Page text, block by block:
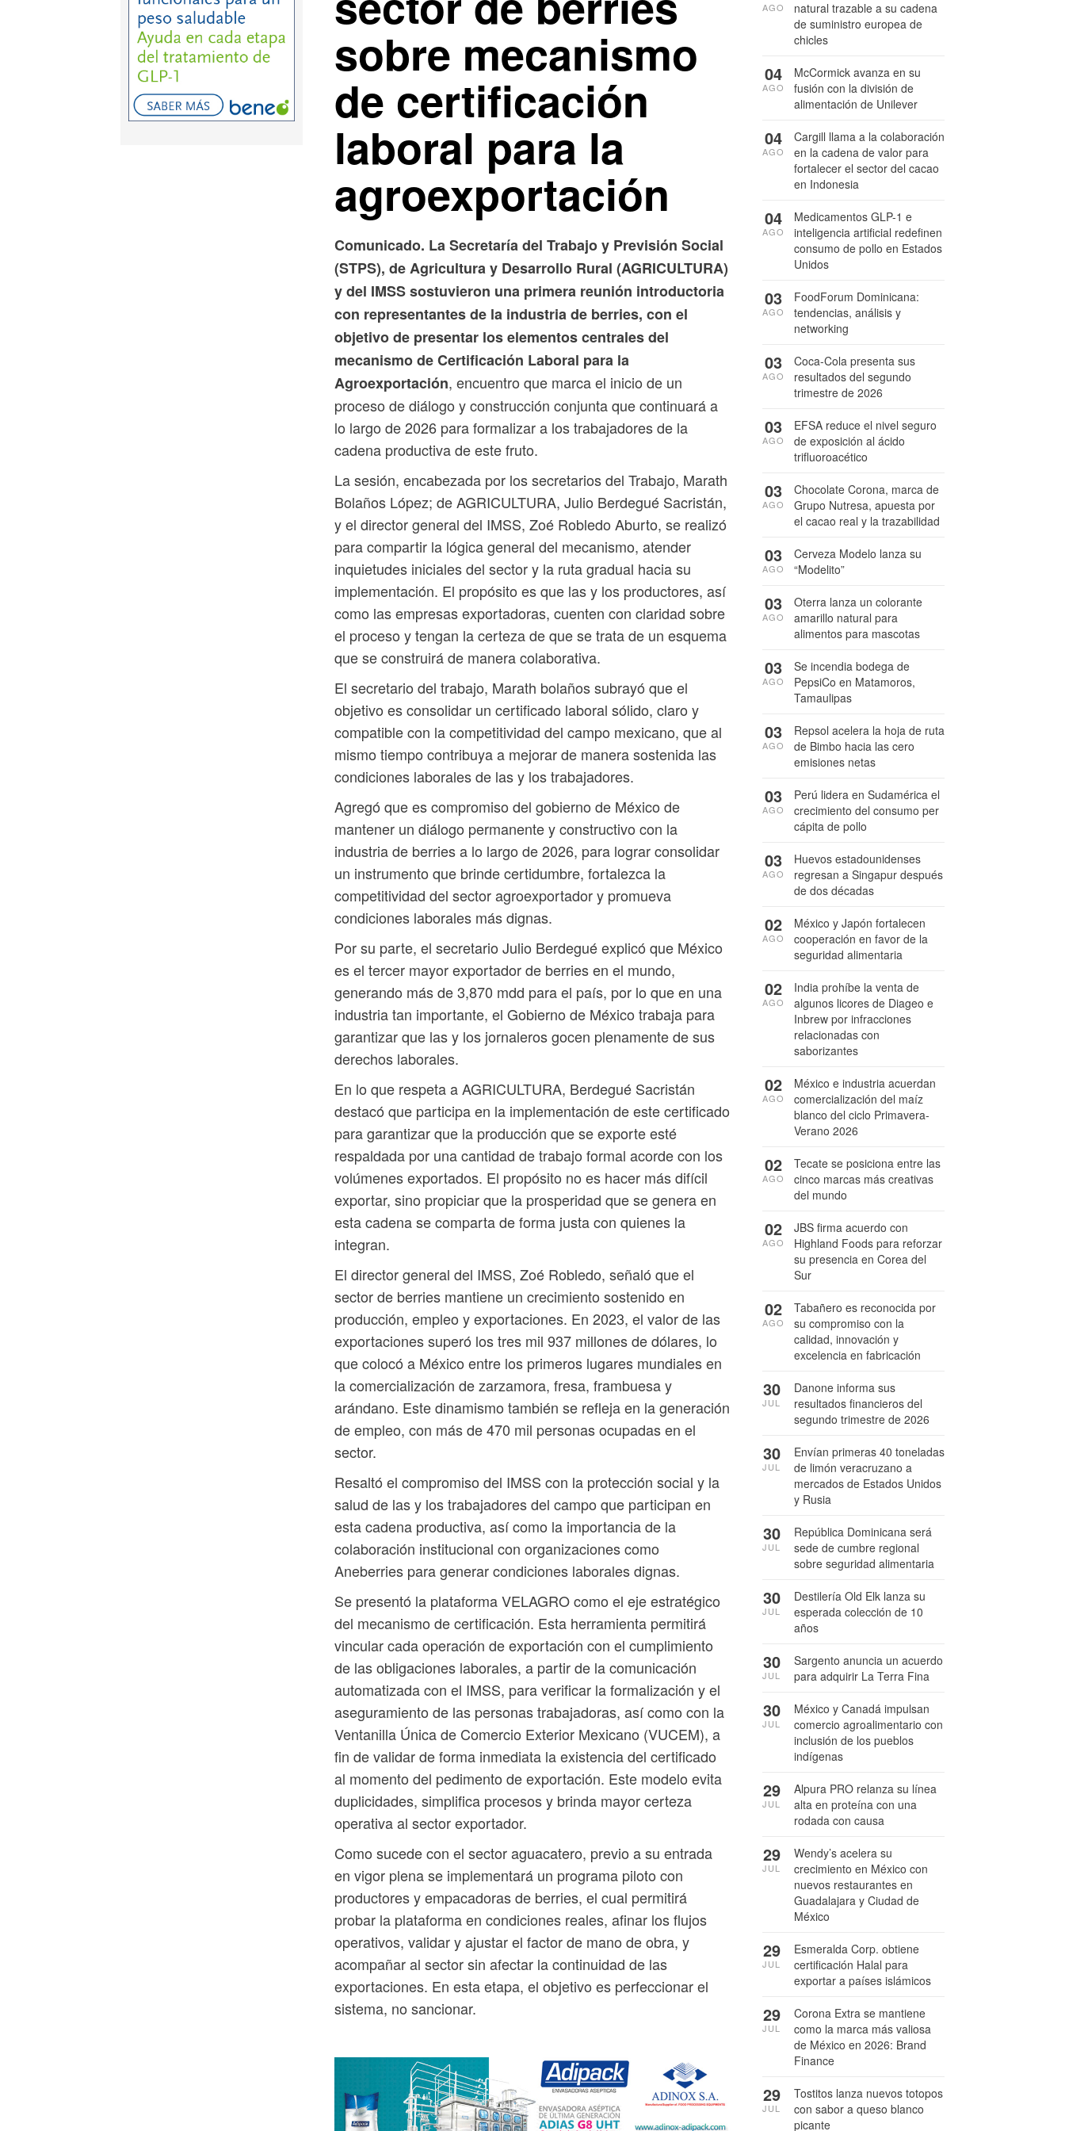
sobre mecanismo
de certificación
laboral para la
agroexportación
Comunicado. La Secretaría del Trabajo y Previsión Social
(STPS), de Agricultura y Desarrollo Rural (AGRICULTURA)
y del IMSS sostuvieron una primera reunión introductoria
con representantes de la industria de berries, con el
objetivo de presentar los elementos centrales del
mecanismo de Certificación Laboral para la
Agroexportación, encuentro que marca el inicio de un
proceso de diálogo y construcción conjunta que continuará a
lo largo de 2026 para formalizar a los trabajadores de la
cadena productiva de este fruto.
La sesión, encabezada por los secretarios del Trabajo, Marath
Bolaños López; de AGRICULTURA, Julio Berdegué Sacristán,
y el director general del IMSS, Zoé Robledo Aburto, se realizó
para compartir la lógica general del mecanismo, atender
inquietudes iniciales del sector y la ruta gradual hacia su
implementación. El propósito es que las y los productores, así
como las empresas exportadoras, cuenten con claridad sobre
el proceso y tengan la certeza de que se trata de un esquema
que se construirá de manera colaborativa.
El secretario del trabajo, Marath bolaños subrayó que el
objetivo es consolidar un certificado laboral sólido, claro y
compatible con la competitividad del campo mexicano, que al
mismo tiempo contribuya a mejorar de manera sostenida las
condiciones laborales de las y los trabajadores.
Agregó que es compromiso del gobierno de México de
mantener un diálogo permanente y constructivo con la
industria de berries a lo largo de 2026, para lograr consolidar
un instrumento que brinde certidumbre, fortalezca la
competitividad del sector agroexportador y promueva
condiciones laborales más dignas.
Por su parte, el secretario Julio Berdegué explicó que México
es el tercer mayor exportador de berries en el mundo,
generando más de 3,870 mdd para el país, por lo que en una
industria tan importante, el Gobierno de México trabaja para
garantizar que las y los jornaleros gocen plenamente de sus
derechos laborales.
En lo que respeta a AGRICULTURA, Berdegué Sacristán
destacó que participa en la implementación de este certificado
para garantizar que la producción que se exporte esté
respaldada por una cantidad de trabajo formal acorde con los
volúmenes exportados. El propósito no es hacer más difícil
exportar, sino propiciar que la prosperidad que se genera en
esta cadena se comparta de forma justa con quienes la
integran.
El director general del IMSS, Zoé Robledo, señaló que el
sector de berries mantiene un crecimiento sostenido en
producción, empleo y exportaciones. En 2023, el valor de las
exportaciones superó los tres mil 937 millones de dólares, lo
que colocó a México entre los primeros lugares mundiales en
la comercialización de zarzamora, fresa, frambuesa y
arándano. Este dinamismo también se refleja en la generación
de empleo, con más de 470 mil personas ocupadas en el
sector.
Resaltó el compromiso del IMSS con la protección social y la
salud de las y los trabajadores del campo que participan en
esta cadena productiva, así como la importancia de la
colaboración institucional con organizaciones como
Aneberries para generar condiciones laborales dignas.
Se presentó la plataforma VELAGRO como el eje estratégico
del mecanismo de certificación. Esta herramienta permitirá
vincular cada operación de exportación con el cumplimiento
de las obligaciones laborales, a partir de la comunicación
automatizada con el IMSS, para verificar la formalización y el
aseguramiento de las personas trabajadoras, así como con la
Ventanilla Única de Comercio Exterior Mexicano (VUCEM), a
fin de validar de forma inmediata la existencia del certificado
al momento del pedimento de exportación. Este modelo evita
duplicidades, simplifica procesos y brinda mayor certeza
operativa al sector exportador.
Como sucede con el sector aguacatero, previo a su entrada
en vigor plena se implementará un programa piloto con
productores y empacadoras de berries, el cual permitirá
probar la plataforma en condiciones reales, afinar los flujos
operativos, validar y ajustar el factor de mano de obra, y
acompañar al sector sin afectar la continuidad de las
exportaciones. En esta etapa, el objetivo es perfeccionar el
sistema, no sancionar.
natural trazable a su cadena
de suministro europea de
chicles
AGO
McCormick avanza en su
fusión con la división de
alimentación de Unilever
04
AGO
Cargill llama a la colaboración
en la cadena de valor para
fortalecer el sector del cacao
en Indonesia
04
AGO
Medicamentos GLP-1 e
inteligencia artificial redefinen
consumo de pollo en Estados
Unidos
04
AGO
FoodForum Dominicana:
tendencias, análisis y
networking
03
AGO
Coca-Cola presenta sus
resultados del segundo
trimestre de 2026
03
AGO
EFSA reduce el nivel seguro
de exposición al ácido
trifluoroacético
03
AGO
Chocolate Corona, marca de
Grupo Nutresa, apuesta por
el cacao real y la trazabilidad
03
AGO
Cerveza Modelo lanza su
“Modelito”
03
AGO
Oterra lanza un colorante
amarillo natural para
alimentos para mascotas
03
AGO
Se incendia bodega de
PepsiCo en Matamoros,
Tamaulipas
03
AGO
Repsol acelera la hoja de ruta
de Bimbo hacia las cero
emisiones netas
03
AGO
Perú lidera en Sudamérica el
crecimiento del consumo per
cápita de pollo
03
AGO
Huevos estadounidenses
regresan a Singapur después
de dos décadas
03
AGO
México y Japón fortalecen
cooperación en favor de la
seguridad alimentaria
02
AGO
India prohíbe la venta de
algunos licores de Diageo e
Inbrew por infracciones
relacionadas con
saborizantes
02
AGO
México e industria acuerdan
comercialización del maíz
blanco del ciclo Primavera-
Verano 2026
02
AGO
Tecate se posiciona entre las
cinco marcas más creativas
del mundo
02
AGO
JBS firma acuerdo con
Highland Foods para reforzar
su presencia en Corea del
Sur
02
AGO
Tabañero es reconocida por
su compromiso con la
calidad, innovación y
excelencia en fabricación
02
AGO
Danone informa sus
resultados financieros del
segundo trimestre de 2026
30
JUL
Envían primeras 40 toneladas
de limón veracruzano a
mercados de Estados Unidos
y Rusia
30
JUL
República Dominicana será
sede de cumbre regional
sobre seguridad alimentaria
30
JUL
Destilería Old Elk lanza su
esperada colección de 10
años
30
JUL
Sargento anuncia un acuerdo
para adquirir La Terra Fina
30
JUL
México y Canadá impulsan
comercio agroalimentario con
inclusión de los pueblos
indígenas
30
JUL
Alpura PRO relanza su línea
alta en proteína con una
rodada con causa
29
JUL
Wendy’s acelera su
crecimiento en México con
nuevos restaurantes en
Guadalajara y Ciudad de
México
29
JUL
Esmeralda Corp. obtiene
certificación Halal para
exportar a países islámicos
29
JUL
Corona Extra se mantiene
como la marca más valiosa
de México en 2026: Brand
Finance
29
JUL
Tostitos lanza nuevos totopos
con sabor a queso blanco
picante
29
JUL